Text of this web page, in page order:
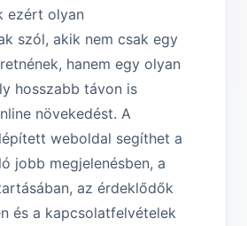
ezért olyan
szól, akik nem csak egy
hanem egy olyan
hosszabb távon is
növekedést. A
weboldal segíthet a
jobb megjelenésben, a
az érdeklődők
és a kapcsolatfelvételek